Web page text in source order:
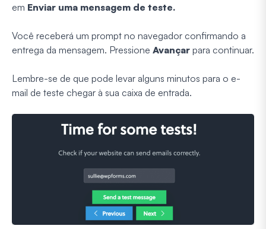
em Enviar uma mensagem de teste.
Você receberá um prompt no navegador confirmando a
entrega da mensagem. Pressione Avançar para continuar.
Lembre-se de que pode levar alguns minutos para o e-
mail de teste chegar à sua caixa de entrada.